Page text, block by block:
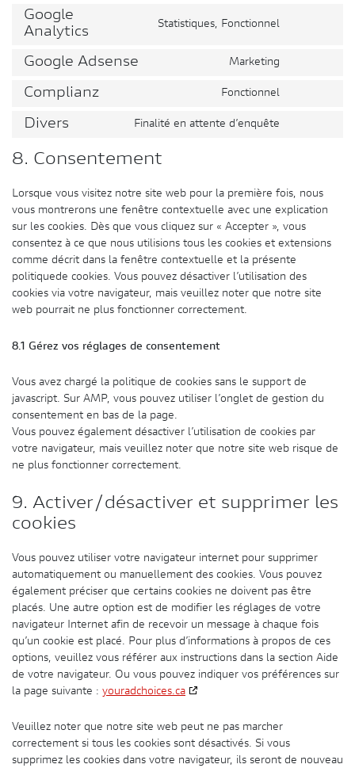
Google
Analytics
Statistiques, Fonctionnel
Google Adsense Marketing
Complianz Fonctionnel
Divers Finalité en attente d’enquête
8. Consentement
Lorsque vous visitez notre site web pour la première fois, nous
vous montrerons une fenêtre contextuelle avec une explication
sur les cookies. Dès que vous cliquez sur « Accepter », vous
consentez à ce que nous utilisions tous les cookies et extensions
comme décrit dans la fenêtre contextuelle et la présente
politiquede cookies. Vous pouvez désactiver l’utilisation des
cookies via votre navigateur, mais veuillez noter que notre site
web pourrait ne plus fonctionner correctement.
8.1 Gérez vos réglages de consentement
Vous avez chargé la politique de cookies sans le support de
javascript. Sur AMP, vous pouvez utiliser l’onglet de gestion du
consentement en bas de la page.
Vous pouvez également désactiver l’utilisation de cookies par
votre navigateur, mais veuillez noter que notre site web risque de
ne plus fonctionner correctement.
9. Activer/désactiver et supprimer les
cookies
Vous pouvez utiliser votre navigateur internet pour supprimer
automatiquement ou manuellement des cookies. Vous pouvez
également préciser que certains cookies ne doivent pas être
placés. Une autre option est de modifier les réglages de votre
navigateur Internet afin de recevoir un message à chaque fois
qu’un cookie est placé. Pour plus d’informations à propos de ces
options, veuillez vous référer aux instructions dans la section Aide
de votre navigateur. Ou vous pouvez indiquer vos préférences sur
la page suivante : youradchoices.ca
Veuillez noter que notre site web peut ne pas marcher
correctement si tous les cookies sont désactivés. Si vous
supprimez les cookies dans votre navigateur, ils seront de nouveau